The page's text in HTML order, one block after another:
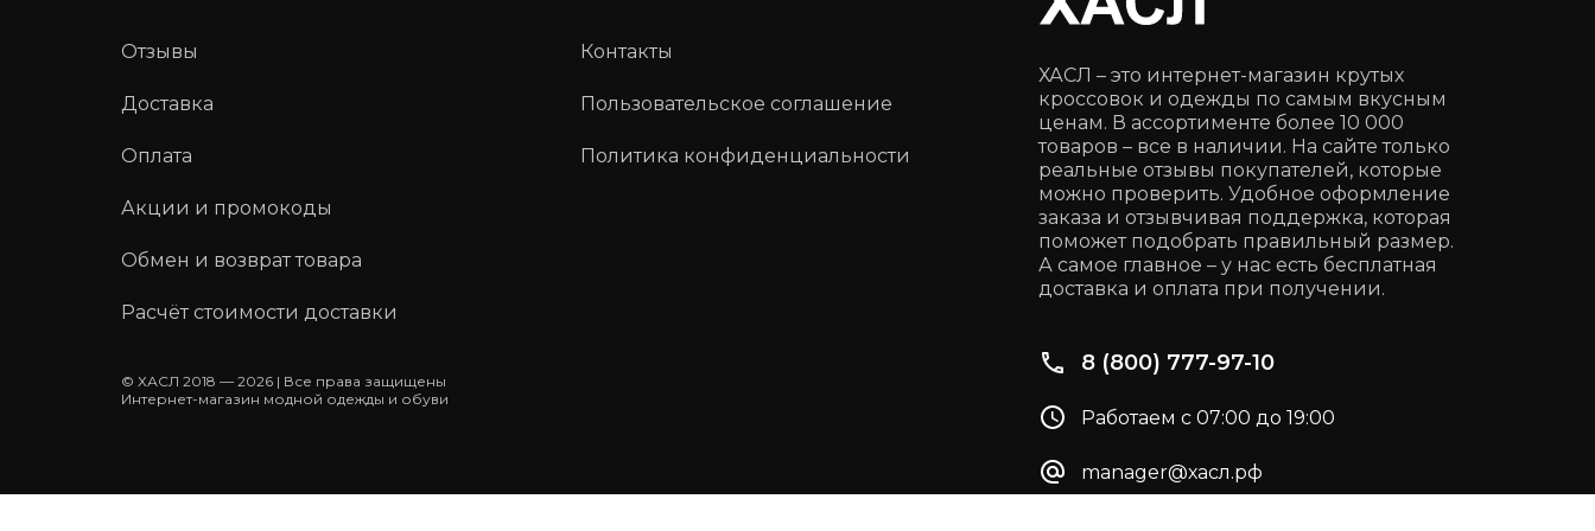
Отзывы
Доставка
Оплата
Акции и промокоды
Обмен и возврат товара
Расчёт стоимости доставки
© ХАСЛ 2018 — 2026 | Все права защищены
Интернет-магазин модной одежды и обуви
Контакты
Пользовательское соглашение
Политика конфиденциальности
ХАСЛ – это интернет-магазин крутых
кроссовок и одежды по самым вкусным
ценам. В ассортименте более 10 000
товаров – все в наличии. На сайте только
реальные отзывы покупателей, которые
можно проверить. Удобное оформление
заказа и отзывчивая поддержка, которая
поможет подобрать правильный размер.
А самое главное – у нас есть бесплатная
доставка и оплата при получении.
8 (800) 777-97-10
Работаем с 07:00 до 19:00
manager@хасл.рф